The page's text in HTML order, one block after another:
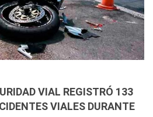
VIAL REGISTRÓ 133
VIALES DURANTE